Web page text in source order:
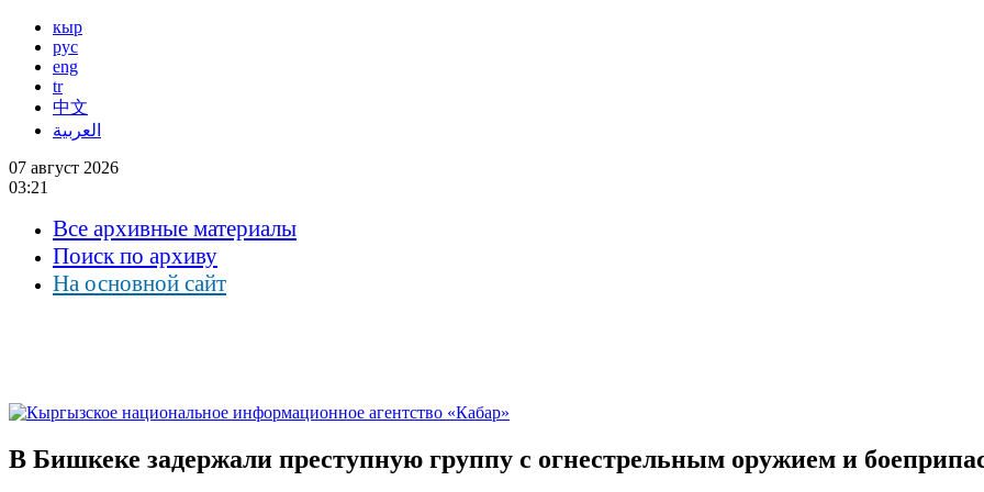
кыр
рус
eng
tr
中文
العربية
07 август 2026
03:21
Все архивные материалы
Поиск по архиву
На основной сайт
В Бишкеке задержали преступную группу с огнестрельным оружием и